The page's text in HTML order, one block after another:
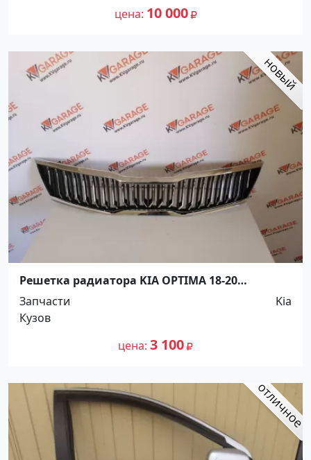
цена 10 000
Решетка радиатора KIA OPTIMA 18-20
Краснодар
Запчасти
Kia
Кузов
цена 3 100